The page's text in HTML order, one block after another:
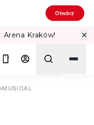
Otwórz
Sprawdź
MUSICAL